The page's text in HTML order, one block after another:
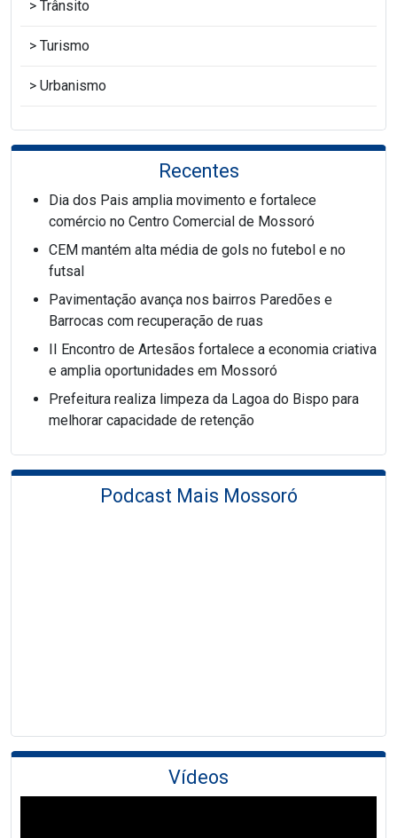
Trânsito
Turismo
Urbanismo
Recentes
Dia dos Pais amplia movimento e fortalece
comércio no Centro Comercial de Mossoró
CEM mantém alta média de gols no futebol e no
futsal
Pavimentação avança nos bairros Paredões e
Barrocas com recuperação de ruas
II Encontro de Artesãos fortalece a economia criativa
e amplia oportunidades em Mossoró
Prefeitura realiza limpeza da Lagoa do Bispo para
melhorar capacidade de retenção
Podcast Mais Mossoró
Vídeos